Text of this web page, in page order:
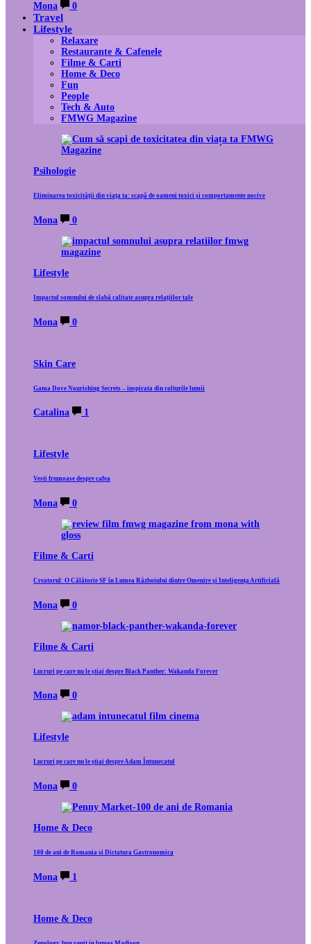
Mona 0
Travel
Lifestyle
Relaxare
Restaurante & Cafenele
Filme & Carti
Home & Deco
Fun
People
Tech & Auto
FMWG Magazine
Psihologie
Eliminarea toxicității din viața ta: scapă de oameni toxici și comportamente nocive
Mona 0
Lifestyle
Impactul somnului de slabă calitate asupra relațiilor tale
Mona 0
Skin Care
Gama Dove Nourishing Secrets – inspirata din colturile lumii
Catalina 1
Lifestyle
Vesti frumoase despre cafea
Mona 0
Filme & Carti
Creatorul: O Călătorie SF în Lumea Războiului dintre Omenire și Inteligența Artificială
Mona 0
Filme & Carti
Lucruri pe care nu le știai despre Black Panther: Wakanda Forever
Mona 0
Lifestyle
Lucruri pe care nu le știai despre Adam Întunecatul
Mona 0
Home & Deco
100 de ani de Romania si Dictatura Gastronomica
Mona 1
Home & Deco